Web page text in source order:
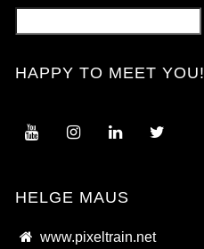
HAPPY TO MEET YOU!
HELGE MAUS
www.pixeltrain.net